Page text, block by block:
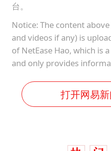
台。
Notice: The content
and videos if any) is
of NetEase Hao, which is
and only provides
打开网易